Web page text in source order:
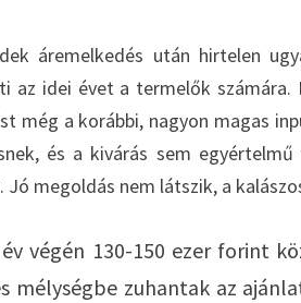
áremelkedés után hirtelen
az idei évet a termelők
még a korábbi, nagyon magas
és a kivárás sem
megoldás nem látszik, a
végén 130-150 ezer forint
mélységbe zuhantak az